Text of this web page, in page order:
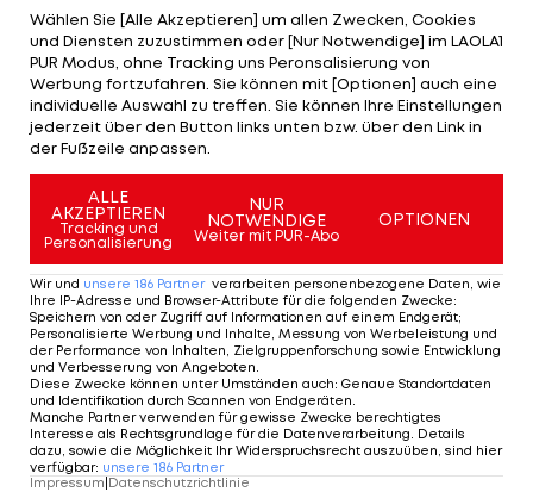
zwei Auswärtsspielen zwei Niederlagen, diesmal
habe man schon nach einem Spiel einen Punkt auf
dem Konto. Für die Südstädter bestätigte der
Punktgewinn den eingeschlagenen Weg. "Dieser
Punkt ist für uns Gold wert", war Trainer Walter
Knaller zufrieden.
Mehr zum Thema
Wählen Sie [Alle Akzeptieren] um allen Zwecken, Cookies
und Diensten zuzustimmen oder [Nur Notwendige] im LAOLA1
PUR Modus, ohne Tracking uns Peronsalisierung von
Werbung fortzufahren. Sie können mit [Optionen] auch eine
individuelle Auswahl zu treffen. Sie können Ihre Einstellungen
jederzeit über den Button links unten bzw. über den Link in
der Fußzeile anpassen.
ALLE
AKZEPTIEREN
Tracking und
Personalisierung
NUR
NOTWENDIGE
Weiter mit PUR-Abo
OPTIONEN
Wir und unsere 186 Partner verarbeiten personenbezogene Daten, wie
Ihre IP-Adresse und Browser-Attribute für die folgenden Zwecke:
Speichern von oder Zugriff auf Informationen auf einem Endgerät;
Personalisierte Werbung und Inhalte, Messung von Werbeleistung und
der Performance von Inhalten, Zielgruppenforschung sowie Entwicklung
und Verbesserung von Angeboten.
Diese Zwecke können unter Umständen auch: Genaue Standortdaten
und Identifikation durch Scannen von Endgeräten.
Manche Partner verwenden für gewisse Zwecke berechtigtes
Interesse als Rechtsgrundlage für die Datenverarbeitung. Details
dazu, sowie die Möglichkeit Ihr Widerspruchsrecht auszuüben, sind hier
verfügbar: unsere 186 Partner
Impressum Datenschutzrichtlinie